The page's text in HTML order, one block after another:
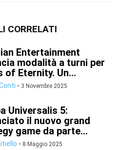
CORRELATI
Entertainment
modalità a turni per
of Eternity. Un...
- 3 Novembre 2025
Universalis 5:
il nuovo grand
game da parte...
- 8 Maggio 2025